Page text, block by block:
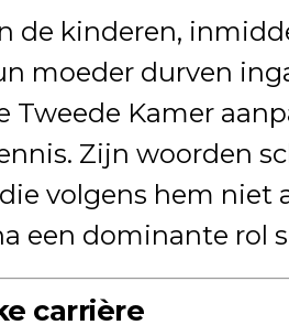
de kinderen,
moeder durven
Tweede Kamer
Zijn woorden
volgens hem niet
een dominante rol
carrière